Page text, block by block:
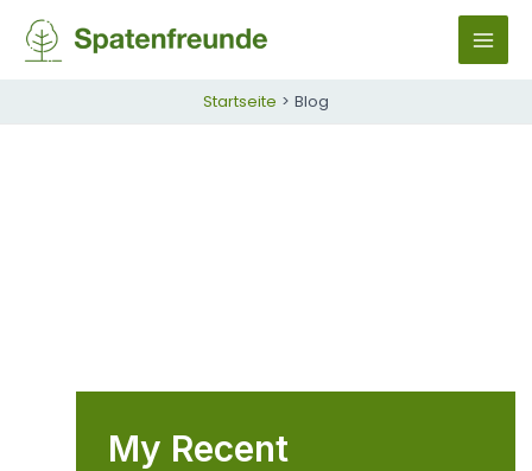
Inhalt
springen
M
U
Startseite Blog
My Recent